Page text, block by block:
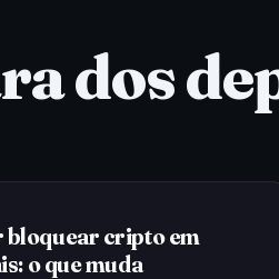
dos
bloquear cripto em
o que muda